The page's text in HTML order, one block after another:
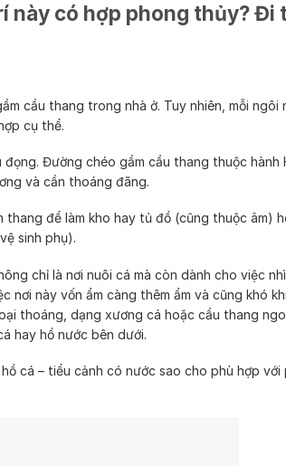
này có hợp phong thủy? Đi
cầu thang trong nhà ở. Tuy nhiên, mỗi ngôi
cụ thể.
Đường chéo gầm cầu thang thuộc hành
và cần thoáng đãng.
để làm kho hay tủ đồ (cũng thuộc âm)
sinh phụ).
chỉ là nơi nuôi cá mà còn dành cho việc
nơi này vốn ẩm càng thêm ẩm và cũng khó
thoáng, dạng xương cá hoặc cầu thang
hay hồ nước bên dưới.
cá – tiểu cảnh có nước sao cho phù hợp với